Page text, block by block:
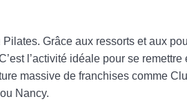
Grâce aux ressorts et aux
l’activité idéale pour se
massive de franchises comme
Nancy.